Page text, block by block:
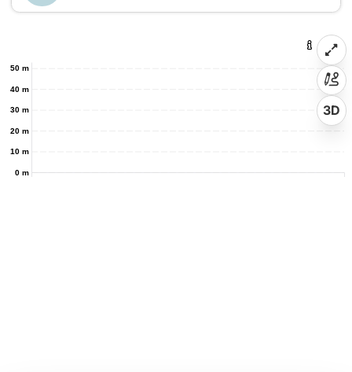
0 m
10 m
20 m
30 m
40 m
50 m
3D